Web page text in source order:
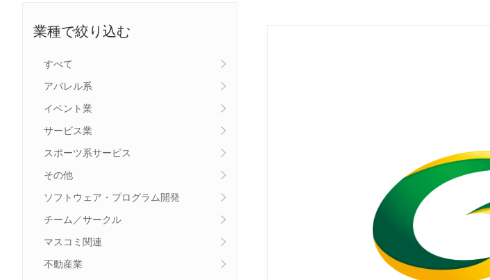
業種で絞り込む
すべて
アパレル系
イベント業
サービス業
スポーツ系サービス
その他
ソフトウェア・プログラム開発
チーム／サークル
マスコミ関連
不動産業